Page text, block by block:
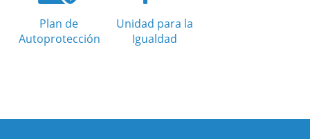
Plan de
Autoprotección
Unidad para la
Igualdad